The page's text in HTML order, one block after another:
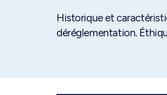
Historique et
déréglementation.